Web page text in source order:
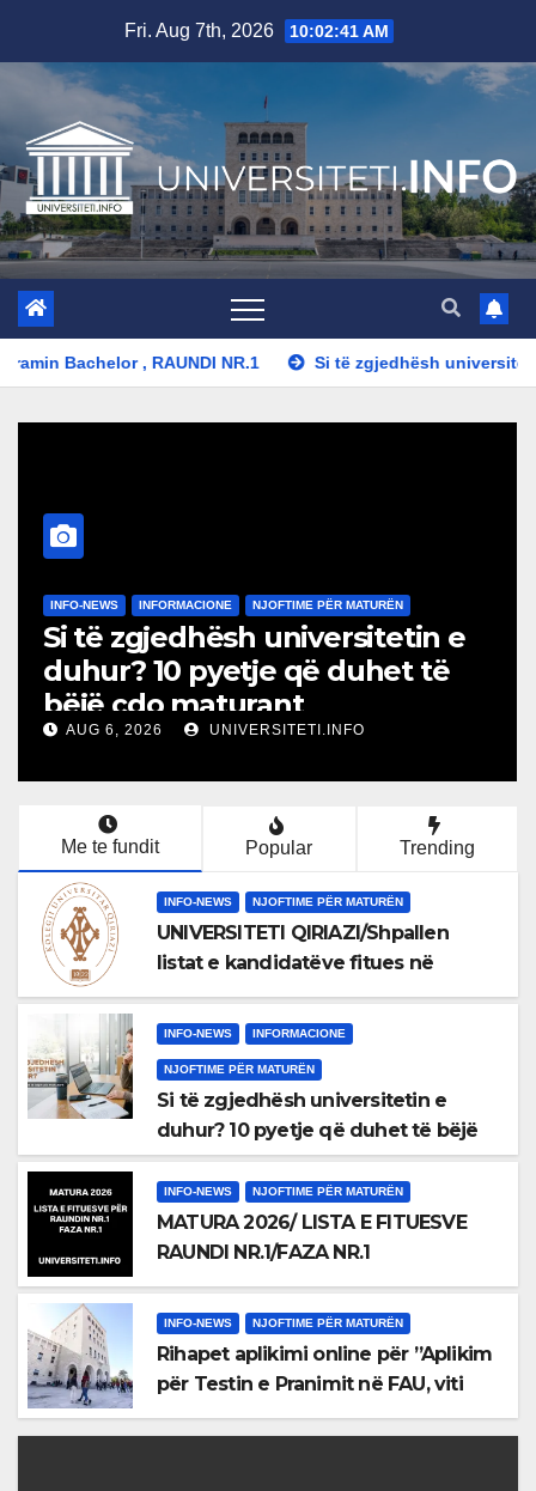
content
Fri. Aug 7th, 2026 10:02:42 AM
Bachelor , RAUNDI NR.1 Si të zgjedhësh universitetin e
INFORMACIONE NJOFTIME PËR MATURËN
universitetin e
10 pyetje që duhet të
maturant
2026 UNIVERSITETI.INFO
Me te fundit Popular Trending
INFO-NEWS NJOFTIME PËR MATURËN
UNIVERSITETI QIRIAZI/Shpallen
listat e kandidatëve fitues në
programin Bachelor , RAUNDI NR.1
INFO-NEWS INFORMACIONE
NJOFTIME PËR MATURËN
Si të zgjedhësh universitetin e
duhur? 10 pyetje që duhet të bëjë
çdo maturant
INFO-NEWS NJOFTIME PËR MATURËN
MATURA 2026/ LISTA E FITUESVE
RAUNDI NR.1/FAZA NR.1
INFO-NEWS NJOFTIME PËR MATURËN
Rihapet aplikimi online për ”Aplikim
për Testin e Pranimit në FAU, viti
akademik 2026 – 2027”